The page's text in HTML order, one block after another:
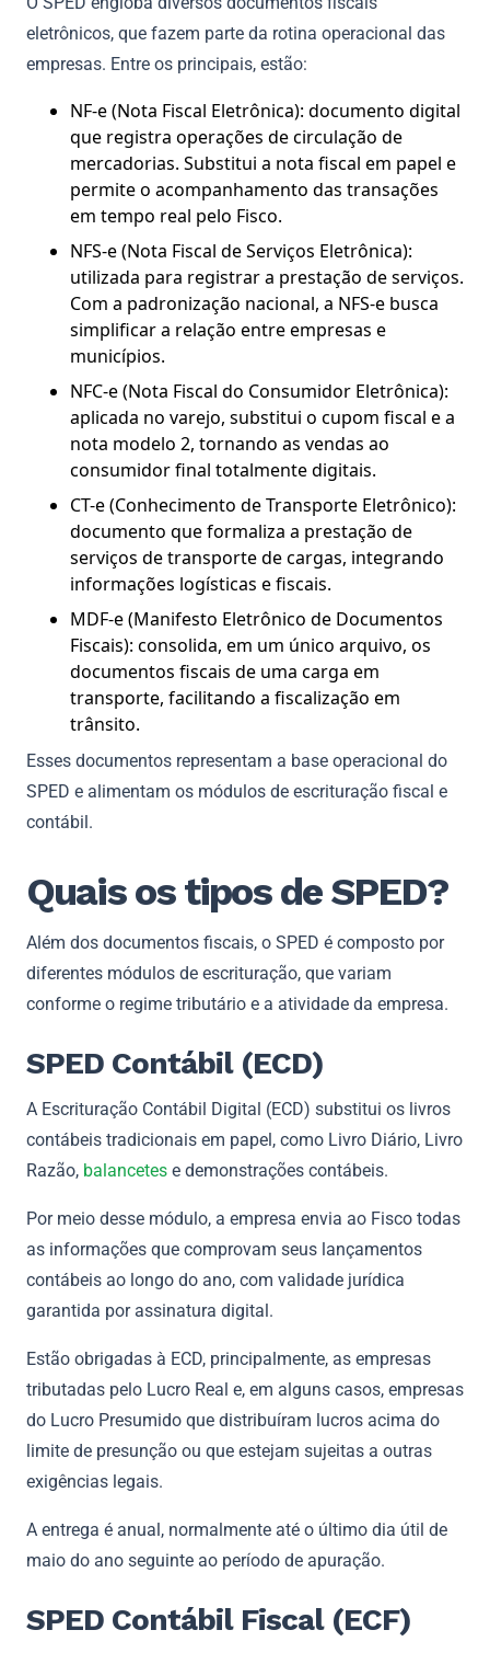
eletrônicos, que fazem parte da rotina operacional das
empresas. Entre os principais, estão:
NF-e (Nota Fiscal Eletrônica): documento digital
que registra operações de circulação de
mercadorias. Substitui a nota fiscal em papel e
permite o acompanhamento das transações
em tempo real pelo Fisco.
NFS-e (Nota Fiscal de Serviços Eletrônica):
utilizada para registrar a prestação de serviços.
Com a padronização nacional, a NFS-e busca
simplificar a relação entre empresas e
municípios.
NFC-e (Nota Fiscal do Consumidor Eletrônica):
aplicada no varejo, substitui o cupom fiscal e a
nota modelo 2, tornando as vendas ao
consumidor final totalmente digitais.
CT-e (Conhecimento de Transporte Eletrônico):
documento que formaliza a prestação de
serviços de transporte de cargas, integrando
informações logísticas e fiscais.
MDF-e (Manifesto Eletrônico de Documentos
Fiscais): consolida, em um único arquivo, os
documentos fiscais de uma carga em
transporte, facilitando a fiscalização em
trânsito.
Esses documentos representam a base operacional do
SPED e alimentam os módulos de escrituração fiscal e
contábil.
Quais os tipos de SPED?
Além dos documentos fiscais, o SPED é composto por
diferentes módulos de escrituração, que variam
conforme o regime tributário e a atividade da empresa.
SPED Contábil (ECD)
A Escrituração Contábil Digital (ECD) substitui os livros
contábeis tradicionais em papel, como Livro Diário, Livro
Razão, balancetes e demonstrações contábeis.
Por meio desse módulo, a empresa envia ao Fisco todas
as informações que comprovam seus lançamentos
contábeis ao longo do ano, com validade jurídica
garantida por assinatura digital.
Estão obrigadas à ECD, principalmente, as empresas
tributadas pelo Lucro Real e, em alguns casos, empresas
do Lucro Presumido que distribuíram lucros acima do
limite de presunção ou que estejam sujeitas a outras
exigências legais.
A entrega é anual, normalmente até o último dia útil de
maio do ano seguinte ao período de apuração.
SPED Contábil Fiscal (ECF)